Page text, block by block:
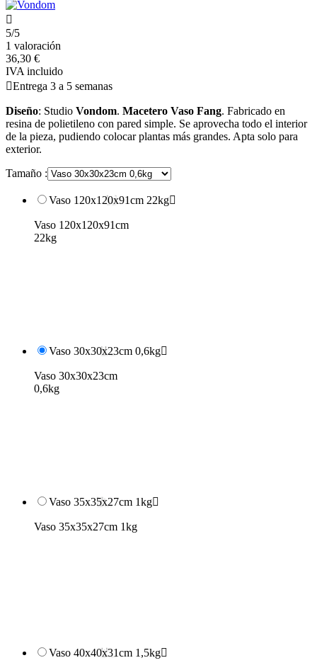

5/5
1 valoración
36,30 €
IVA incluido
Entrega 3 a 5 semanas
Diseño: Studio Vondom. Macetero Vaso Fang. Fabricado en
resina de polietileno con pared simple. Se aprovecha todo el interior
de la pieza, pudiendo colocar plantas más grandes. Apta solo para
exterior.
Tamaño :
Vaso 120x120x91cm 22kg
Vaso 120x120x91cm
22kg
Vaso 30x30x23cm 0,6kg
Vaso 30x30x23cm
0,6kg
Vaso 35x35x27cm 1kg
Vaso 35x35x27cm 1kg
Vaso 40x40x31cm 1,5kg